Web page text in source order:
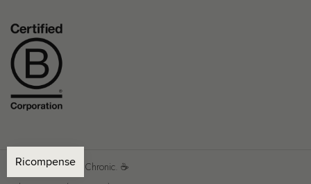
Copyright © 2026 Chronic. ☕